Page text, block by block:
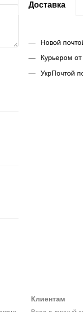
Доставка
Новой
Курьером
УкрПочтой
Клиентам